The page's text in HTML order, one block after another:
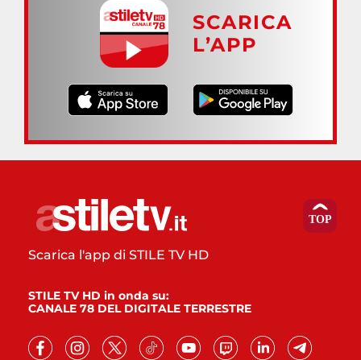
SCARICA
L’APP
Scarica l'app di STILE TV HD
STILE TV HD in onda su:
CANALE 78 DEL DIGITALE TERRESTRE